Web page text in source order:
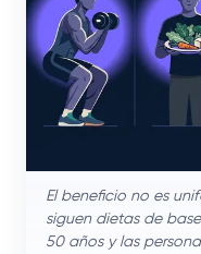
El beneficio no es
siguen dietas de
50 años y las